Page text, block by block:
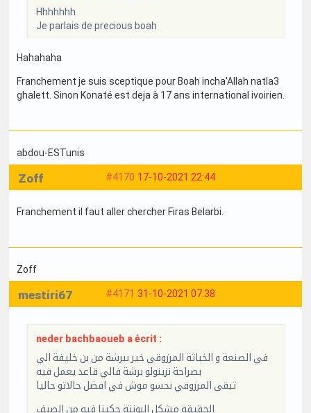
Hhhhhhh
Je parlais de precious boah
Hahahaha
Franchement je suis sceptique pour Boah incha'Allah natla3
ghalett. Sinon Konaté est deja à 17 ans international ivoirien.
abdou-ESTunis
#4170 17-10-2021 22:44
Zoff
Franchement il faut aller chercher Firas Belarbi.
Zoff
#4171 31-10-2021 07:38
mestiri67
neder bachbaoueb a écrit :
في الصنعة و الخباثة المرزوقي خير ببرشة من بن خليفة الي
بصراحة نزينولو برشة فالي قاعد يعمل فيه
تبقى المرزوقي نحسو موش في افضل حالاتو حاليا
الحقيقة مشكل البونتة حكينا فيه من الصيف